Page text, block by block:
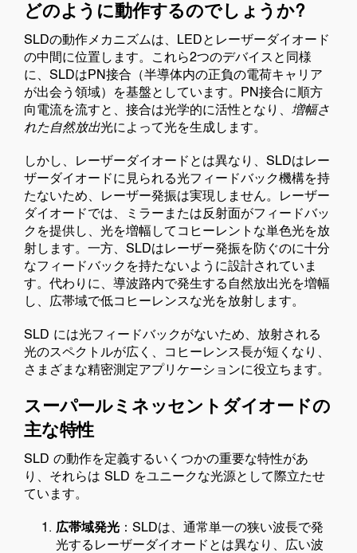
どのように動作するのでしょうか?
SLDの動作メカニズムは、LEDとレーザーダイオード
の中間に位置します。これら2つのデバイスと同様
に、SLDはPN接合（半導体内の正負の電荷キャリア
が出会う領域）を基盤としています。PN接合に順方
向電流を流すと、接合は光学的に活性となり、 増幅さ
れた自然放出光によって光を生成します。
しかし、レーザーダイオードとは異なり、SLDはレー
ザーダイオードに見られる光フィードバック機構を持
たないため、レーザー発振は実現しません。レーザー
ダイオードでは、ミラーまたは反射面がフィードバッ
クを提供し、光を増幅してコヒーレントな単色光を放
射します。一方、SLDはレーザー発振を防ぐのに十分
なフィードバックを持たないように設計されていま
す。代わりに、導波路内で発生する自然放出光を増幅
し、広帯域で低コヒーレンスな光を放射します。
SLD には光フィードバックがないため、放射される
光のスペクトルが広く、コヒーレンス長が短くなり、
さまざまな精密測定アプリケーションに役立ちます。
スーパールミネッセントダイオードの
主な特性
SLD の動作を定義するいくつかの重要な特性があ
り、それらは SLD をユニークな光源として際立たせ
ています。
広帯域発光 ：SLDは、通常単一の狭い波長で発
光するレーザーダイオードとは異なり、広い波